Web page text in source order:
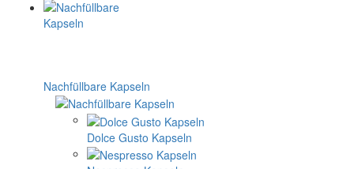
Nachfüllbare Kapseln
Dolce Gusto Kapseln